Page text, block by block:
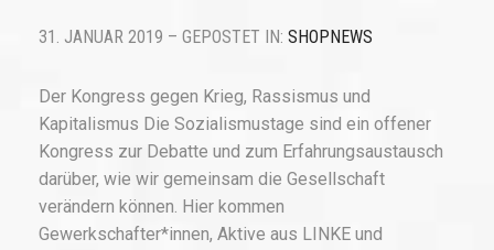
31. JANUAR 2019 – GEPOSTET IN: SHOPNEWS
Der Kongress gegen Krieg, Rassismus und
Kapitalismus Die Sozialismustage sind ein offener
Kongress zur Debatte und zum Erfahrungsaustausch
darüber, wie wir gemeinsam die Gesellschaft
verändern können. Hier kommen
Gewerkschafter*innen, Aktive aus LINKE und